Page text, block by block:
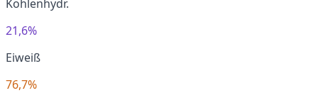
Kohlenhydr.
21,6%
Eiweiß
76,7%